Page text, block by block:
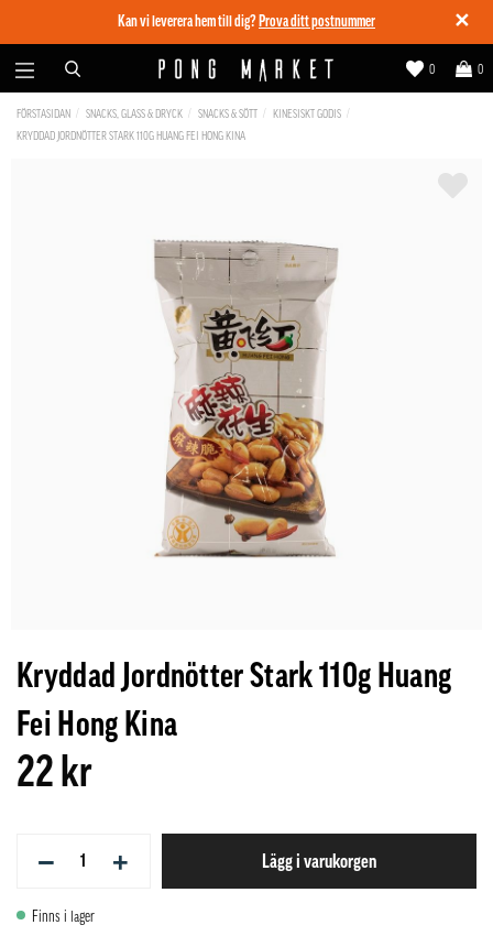
✕
Kan vi leverera hem till dig? Prova ditt postnummer
0
0
FÖRSTASIDAN SNACKS, GLASS & DRYCK SNACKS & SÖTT
KINESISKT GODIS
KRYDDAD JORDNÖTTER STARK 110G HUANG FEI HONG KINA
Kryddad Jordnötter Stark 110g Huang
Fei Hong Kina
22 kr
− + Lägg i varukorgen
Finns i lager